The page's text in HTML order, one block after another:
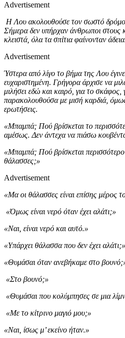
Advertisement
Η Λου ακολουθούσε τον σωστό δρόμο,
Σήμερα δεν υπήρχαν άνθρωποι στους
κλειστά, όλα τα σπίτια φαίνονταν
Advertisement
Ύστερα από λίγο το βήμα της Λου
ευχαριστημένη. Γρήγορα άρχισε να
μιλήσει εδώ και καιρό, για το σκάφος,
παρακολουθούσα με μισή καρδιά,
ερωτήσεις.
«Μπαμπά; Πού βρίσκεται το
αμέσως. Δεν άντεχα να πιάσω
«Μπαμπά; Πού βρίσκεται
θάλασσες;»
Advertisement
«Μα οι θάλασσες είναι επίσης μέρος
«Όμως είναι νερό όταν έχει αλάτι;»
«Ναι, είναι νερό και αυτό.»
«Υπάρχει θάλασσα που δεν έχει αλάτι;»
«Θυμάσαι όταν ανεβήκαμε στο
«Στο βουνό;»
«Θυμάσαι που κολύμπησες σε μια
«Με το κίτρινο μαγιό μου;»
«Ναι, ίσως μ’ εκείνο ήταν.»